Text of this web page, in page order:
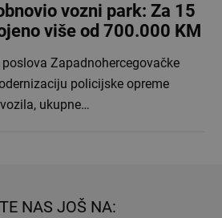
vozni park: Za 15
više od 700.000 KM
Zapadnohercegovačke
policijske opreme
ukupne…
NAS JOŠ NA: